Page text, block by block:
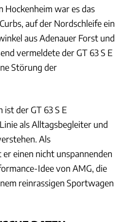
war es das
auf der Nordschleife ein
aus Adenauer Forst und
vermeldete der GT 63 S E
Störung der
ist der GT 63 S E
als Alltagsbegleiter und
Als
einen nicht unspannenden
Idee von AMG, die
reinrassigen Sportwagen